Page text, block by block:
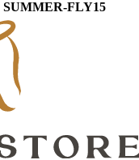
SUMMER-FLY15